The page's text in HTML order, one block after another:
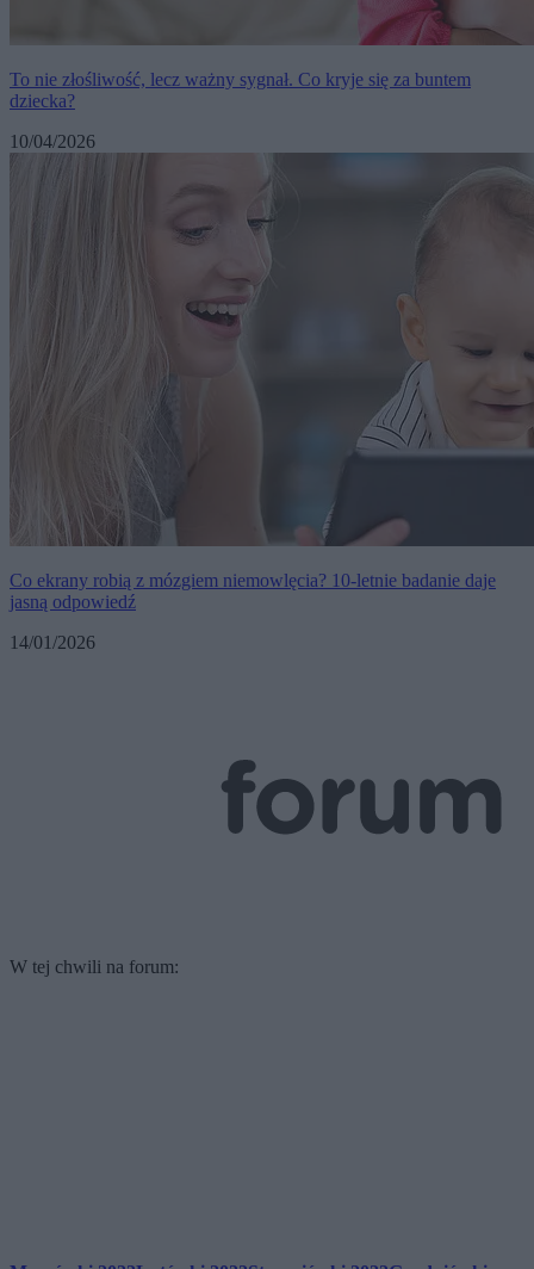
To nie złośliwość, lecz ważny sygnał. Co kryje się za buntem
dziecka?
10/04/2026
Co ekrany robią z mózgiem niemowlęcia? 10-letnie badanie daje
jasną odpowiedź
14/01/2026
W tej chwili na forum: